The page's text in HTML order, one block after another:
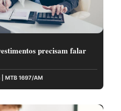
precisam falar
MTB 1697/AM